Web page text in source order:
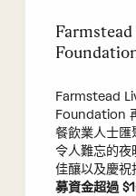
Farmstead
Foundation
餐飲業人士匯
令人難忘的夜
佳釀以及慶祝
募資金超過